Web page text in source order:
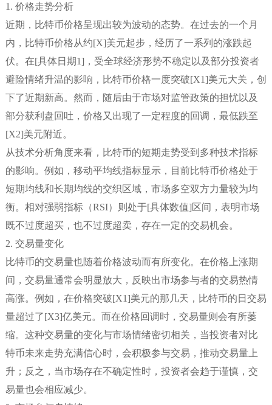
1. 价格走势分析
近期，比特币价格呈现出较为波动的态势。在过去的一个月
内，比特币价格从约[X]美元起步，经历了一系列的涨跌起
伏。在[具体日期1]，受全球经济形势不稳定以及部分投资者
避险情绪升温的影响，比特币价格一度突破[X1]美元大关，创
下了近期新高。然而，随后由于市场对监管政策的担忧以及
部分获利盘回吐，价格又出现了一定程度的回调，最低跌至
[X2]美元附近。
从技术分析角度来看，比特币的短期走势受到多种技术指标
的影响。例如，移动平均线指标显示，目前比特币价格处于
短期均线和长期均线的交织区域，市场多空双方力量较为均
衡。相对强弱指标（RSI）则处于[具体数值]区间，表明市场
既不过度超买，也不过度超卖，存在一定的交易机会。
2. 交易量变化
比特币的交易量也随着价格波动而有所变化。在价格上涨期
间，交易量通常会明显放大，反映出市场参与者的交易热情
高涨。例如，在价格突破[X1]美元的那几天，比特币的日交易
量超过了[X3]亿美元。而在价格回调时，交易量则会有所萎
缩。这种交易量的变化与市场情绪密切相关，当投资者对比
特币未来走势充满信心时，会积极参与交易，推动交易量上
升；反之，当市场存在不确定性时，投资者会趋于谨慎，交
易量也会相应减少。